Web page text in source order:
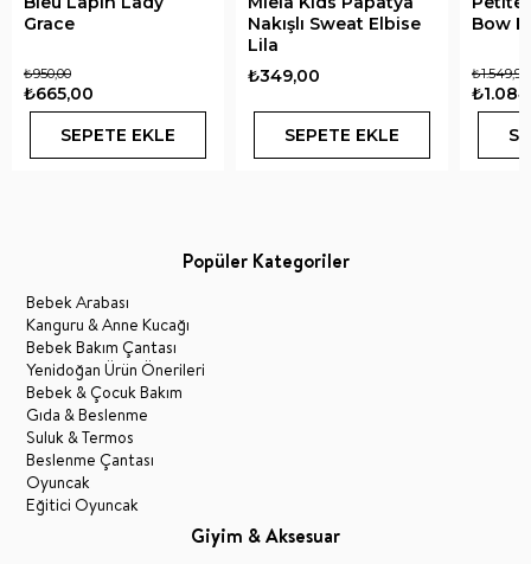
Grace
₺665,00
₺950,00
SEPETE EKLE
Nakışlı Sweat Elbise
Lila
₺349,00
SEPETE EKLE
Bow
₺1.549,90
Popüler Kategoriler
Bebek Arabası
Kanguru & Anne Kucağı
Bebek Bakım Çantası
Yenidoğan Ürün Önerileri
Bebek & Çocuk Bakım
Gıda & Beslenme
Suluk & Termos
Beslenme Çantası
Oyuncak
Eğitici Oyuncak
Giyim & Aksesuar